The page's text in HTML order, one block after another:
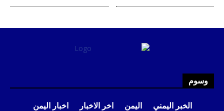
وسوم
الخبر اليمني اليمن اخر الاخبار
اخبار اليمن